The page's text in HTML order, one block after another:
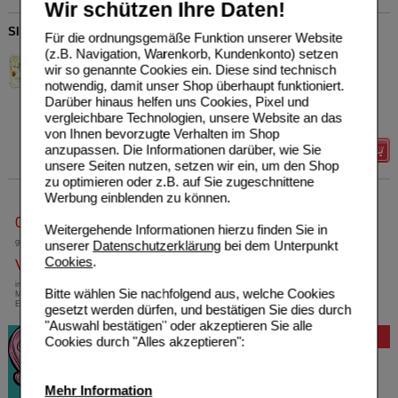
Wir schützen Ihre Daten!
Für die ordnungsgemäße Funktion unserer Website
(z.B. Navigation, Warenkorb, Kundenkonto) setzen
wir so genannte Cookies ein. Diese sind technisch
notwendig, damit unser Shop überhaupt funktioniert.
Darüber hinaus helfen uns Cookies, Pixel und
vergleichbare Technologien, unsere Website an das
von Ihnen bevorzugte Verhalten im Shop
anzupassen. Die Informationen darüber, wie Sie
unsere Seiten nutzen, setzen wir ein, um den Shop
zu optimieren oder z.B. auf Sie zugeschnittene
Werbung einblenden zu können.
Weitergehende Informationen hierzu finden Sie in
unserer Datenschutzerklärungbei dem Unterpunkt
Cookies.
Bitte wählen Sie nachfolgend aus, welche Cookies
gesetzt werden dürfen, und bestätigen Sie dies durch
"Auswahl bestätigen" oder akzeptieren Sie alle
Cookies durch "Alles akzeptieren":
Mehr Information
SIDROGA Kamillenblüten Tee Filterbeutel
Uriach Germany GmbH
01884828
20X1.5g Tee
UVP**
Unser Preis*
Sie sparen
Grundpreis
148,33 €
Details
0800-10 11 422
gebührenfreie Rufnummer
Versandkostenfrei
innerhalb Deutschlands bei einem
Mindestbestellwert von 13,99 Euro oder bei
Einsendung eines Kassenrezeptes
Bewertung